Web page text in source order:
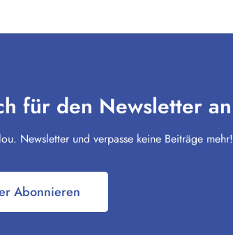
für den Newsletter an
Newsletter und verpasse keine Beiträge mehr!
Abonnieren